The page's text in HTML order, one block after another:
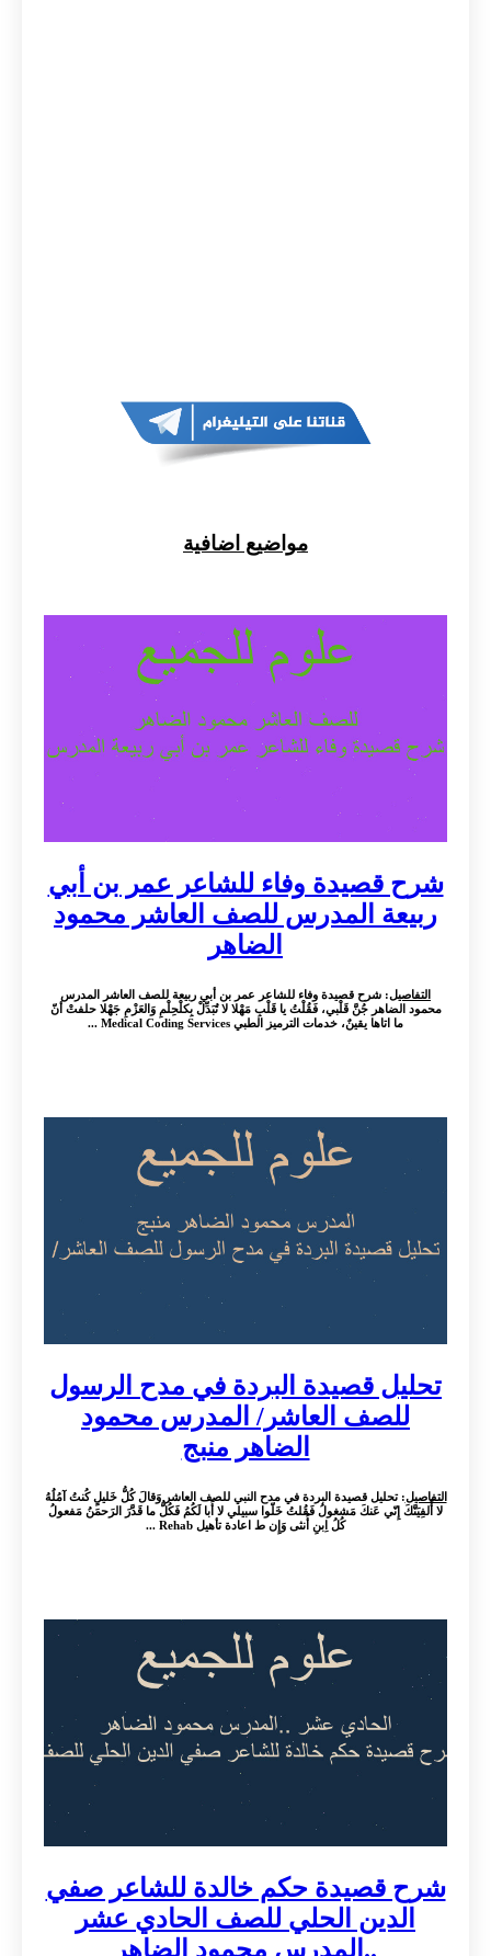
مواضيع اضافية
شرح قصيدة وفاء للشاعر عمر بن أبي
ربيعة المدرس للصف العاشر محمود
الضاهر
التفاصيل: شرح قصيدة وفاء للشاعر عمر بن أبي ربيعة للصف العاشر المدرس
محمود الضاهر جُنَّ قَلْبي، فَقُلْتُ يا قَلْبِ مَهْلا لا تُبَدِّلْ بِکلْحِلْمِ وَالعَزْمِ جَهْلا حلفتْ أنّ
ما اتاها يقينٌ، خدمات الترميز الطبي Medical Coding Services ...
تحليل قصيدة البردة في مدح الرسول
للصف العاشر/ المدرس محمود
الضاهر منبج
التفاصيل: تحليل قصيدة البردة في مدح النبي للصف العاشر وَقالَ كُلُّ خَليلٍ كُنتُ آمُلُهُ
لا أُلفِيَنَّكَ إِنّي عَنكَ مَشغولُ فَقُلتُ خَلّوا سبيلي لا أَبا لَكُمُ فَكُلُّ ما قَدَّرَ الرَحمَنُ مَفعولُ
كُلُ اِبنِ أُنثى وَإِن ط اعادة تأهيل Rehab ...
شرح قصيدة حكم خالدة للشاعر صفي
الدين الحلي للصف الحادي عشر
..المدرس محمود الضاهر